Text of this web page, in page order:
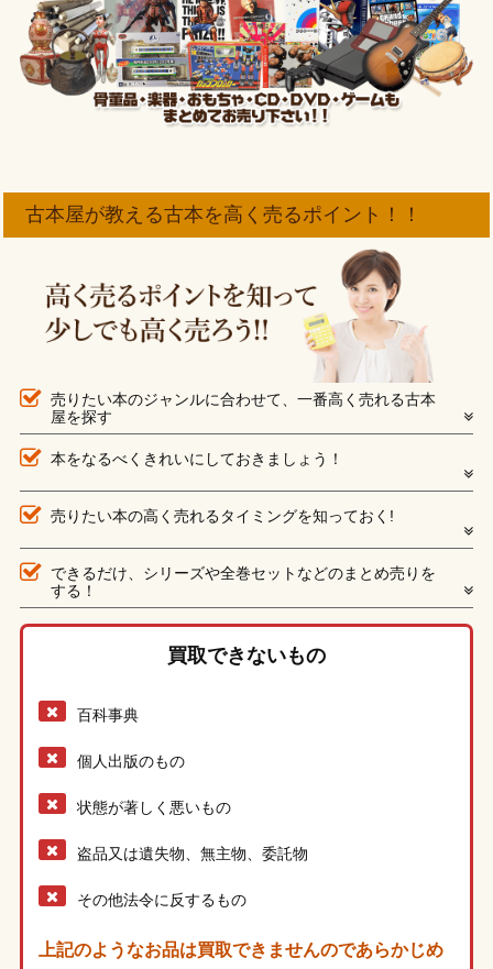
古本屋が教える古本を高く売るポイント！！
売りたい本のジャンルに合わせて、一番高く売れる古本
屋を探す
本をなるべくきれいにしておきましょう！
売りたい本の高く売れるタイミングを知っておく!
できるだけ、シリーズや全巻セットなどのまとめ売りを
する！
買取できないもの
百科事典
個人出版のもの
状態が著しく悪いもの
盗品又は遺失物、無主物、委託物
その他法令に反するもの
上記のようなお品は買取できませんのであらかじめ